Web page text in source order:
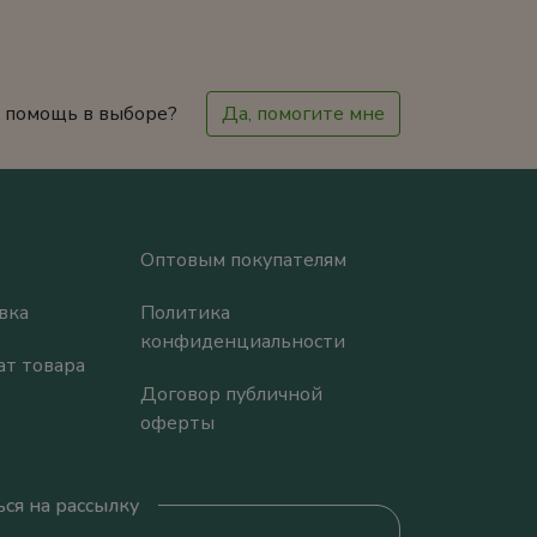
в выборе? Да, помогите мне
товара
Оптовым покупателям
Политика
конфиденциальности
Договор публичной
оферты
на рассылку